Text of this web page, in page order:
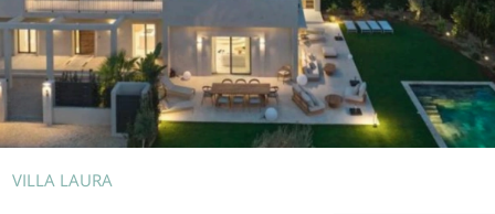
VILLA LAURA